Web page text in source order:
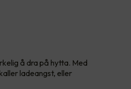
å dra på hytta. Med
ladeangst, eller